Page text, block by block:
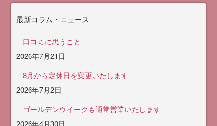
最新コラム・ニュース
口コミに思うこと
2026年7月21日
8月から定休日を変更いたします
2026年7月2日
ゴールデンウイークも通常営業いたします
2026年4月30日